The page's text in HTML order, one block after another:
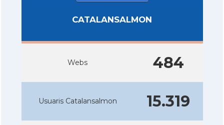
CATALANSALMON
Webs 484
Usuaris Catalansalmon 15.319